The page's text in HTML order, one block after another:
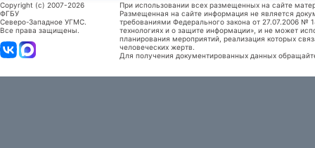
Copyright (c) 2007-2026
ФГБУ
Северо-Западное УГМС.
Все права защищены.
При использовании всех размещенных на сайте
Размещенная на сайте информация не является
требованиями Федерального закона от 27.07.2006
технологиях и о защите информации», и не может
планирования мероприятий, реализация которых
человеческих жертв.
Для получения документированных данных